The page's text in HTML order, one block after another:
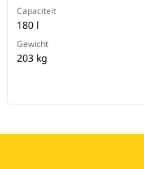
Capaciteit
180 l
Gewicht
203 kg